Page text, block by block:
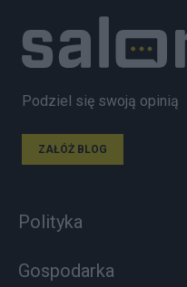
Podziel się swoją opinią
ZAŁÓŻ BLOG
Polityka
Gospodarka